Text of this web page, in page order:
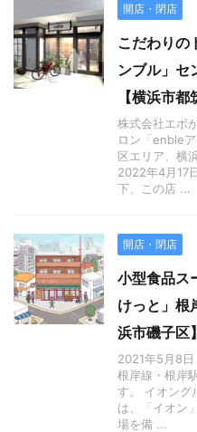
開店・閉店
こだわりの
ンブル」セ
【横浜市都
株式会社エボ
ロン「enble
区エリア、横
2022年4月17
下、この店 ...
開店・閉店
小型食品ス
けっと」根
浜市磯子区】
2021年5月8
根岸線・根岸
す。 イオング
は、「イオン
場を備 ...